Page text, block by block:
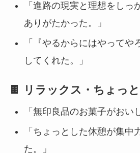
「進路の現実と理想をしっ
ありがたかった。」
「『やるからにはやってや
してくれた。」
🍫 リラックス・ちょっ
「無印良品のお菓子がおい
「ちょっとした休憩が集中
た。」